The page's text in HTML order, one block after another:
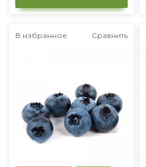
В избранное Сравнить